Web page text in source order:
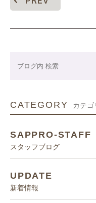
CATEGORY カテゴ
SAPPRO-STAFF
スタッフブログ
UPDATE
新着情報